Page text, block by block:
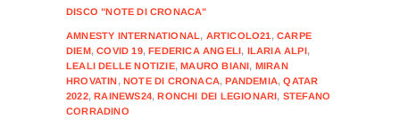
DISCO "NOTE DI CRONACA"
AMNESTY INTERNATIONAL, ARTICOLO21 ,CARPE
DIEM,COVID 19,FEDERICA ANGELI, ILARIA ALPI,
LEALI DELLE NOTIZIE,MAURO BIANI, MIRAN
HROVATIN,NOTE DI CRONACA,PANDEMIA,QATAR
2022,RAINEWS24,RONCHI DEI LEGIONARI, STEFANO
CORRADINO